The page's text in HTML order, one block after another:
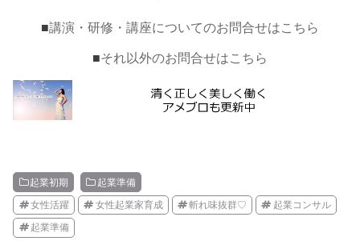
■講演・研修・講座についてのお問合せはこちら
■それ以外のお問合せはこちら
起業初期 起業準備
女性活躍 女性起業家育成 斬れ味抜群♡ 起業コンサル
起業準備